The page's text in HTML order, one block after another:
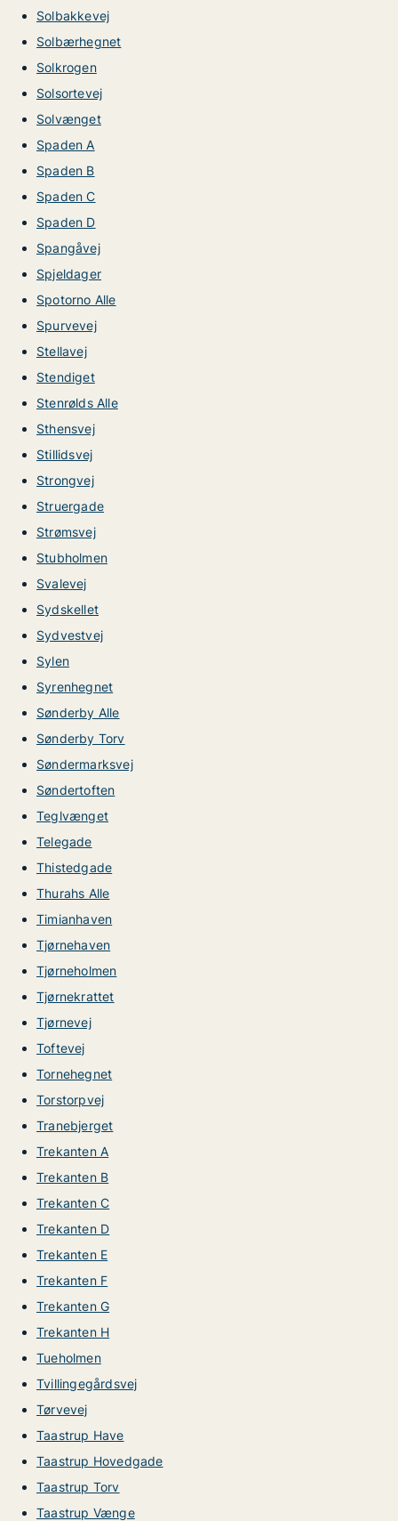
Solbakkevej
Solbærhegnet
Solkrogen
Solsortevej
Solvænget
Spaden A
Spaden B
Spaden C
Spaden D
Spangåvej
Spjeldager
Spotorno Alle
Spurvevej
Stellavej
Stendiget
Stenrølds Alle
Sthensvej
Stillidsvej
Strongvej
Struergade
Strømsvej
Stubholmen
Svalevej
Sydskellet
Sydvestvej
Sylen
Syrenhegnet
Sønderby Alle
Sønderby Torv
Søndermarksvej
Søndertoften
Teglvænget
Telegade
Thistedgade
Thurahs Alle
Timianhaven
Tjørnehaven
Tjørneholmen
Tjørnekrattet
Tjørnevej
Toftevej
Tornehegnet
Torstorpvej
Tranebjerget
Trekanten A
Trekanten B
Trekanten C
Trekanten D
Trekanten E
Trekanten F
Trekanten G
Trekanten H
Tueholmen
Tvillingegårdsvej
Tørvevej
Taastrup Have
Taastrup Hovedgade
Taastrup Torv
Taastrup Vænge